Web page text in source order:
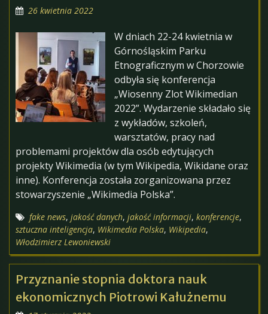
26 kwietnia 2022
W dniach 22-24 kwietnia w
Górnośląskim Parku
Etnograficznym w Chorzowie
odbyła się konferencja
„Wiosenny Zlot Wikimedian
2022”. Wydarzenie składało się
z wykładów, szkoleń,
warsztatów, pracy nad
problemami projektów dla osób edytujących
projekty Wikimedia (w tym Wikipedia, Wikidane oraz
inne). Konferencja została zorganizowana przez
stowarzyszenie „Wikimedia Polska”.
fake news, jakość danych, jakość informacji, konferencje,
sztuczna inteligencja, Wikimedia Polska, Wikipedia,
Włodzimierz Lewoniewski
Przyznanie stopnia doktora nauk
ekonomicznych Piotrowi Kałużnemu